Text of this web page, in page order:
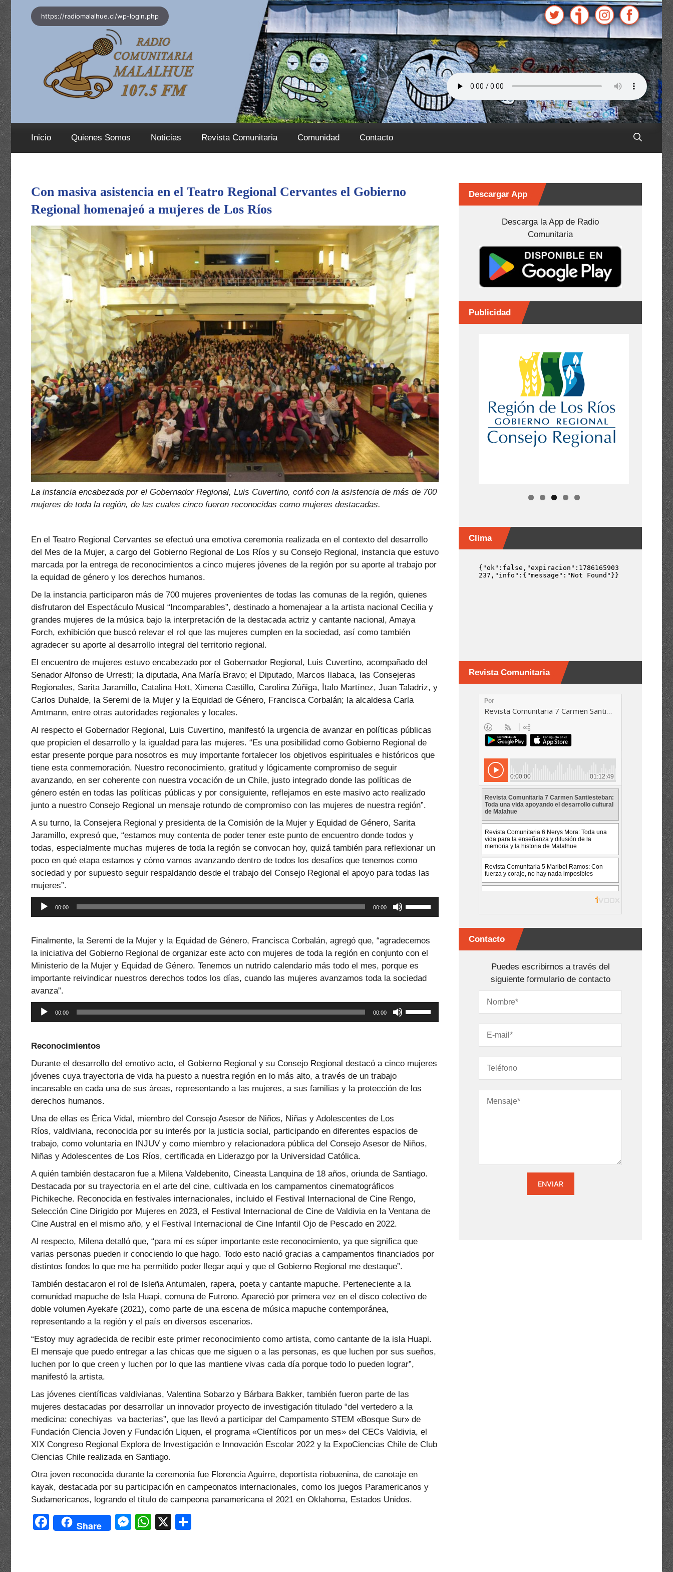
Saltar
al
contenido
https://radiomalalhue.cl/wp-login.php
Inicio Quienes Somos Noticias Revista Comunitaria Comunidad Contacto
Con masiva asistencia en el Teatro Regional Cervantes el Gobierno
Regional homenajeó a mujeres de Los Ríos
La instancia encabezada por el Gobernador Regional, Luis Cuvertino, contó con la asistencia de más de 700
mujeres de toda la región, de las cuales cinco fueron reconocidas como mujeres destacadas.
En el Teatro Regional Cervantes se efectuó una emotiva ceremonia realizada en el contexto del desarrollo
del Mes de la Mujer, a cargo del Gobierno Regional de Los Ríos y su Consejo Regional, instancia que estuvo
marcada por la entrega de reconocimientos a cinco mujeres jóvenes de la región por su aporte al trabajo por
la equidad de género y los derechos humanos.
De la instancia participaron más de 700 mujeres provenientes de todas las comunas de la región, quienes
disfrutaron del Espectáculo Musical “Incomparables”, destinado a homenajear a la artista nacional Cecilia y
grandes mujeres de la música bajo la interpretación de la destacada actriz y cantante nacional, Amaya
Forch, exhibición que buscó relevar el rol que las mujeres cumplen en la sociedad, así como también
agradecer su aporte al desarrollo integral del territorio regional.
El encuentro de mujeres estuvo encabezado por el Gobernador Regional, Luis Cuvertino, acompañado del
Senador Alfonso de Urresti; la diputada, Ana María Bravo; el Diputado, Marcos Ilabaca, las Consejeras
Regionales, Sarita Jaramillo, Catalina Hott, Ximena Castillo, Carolina Zúñiga, Ítalo Martínez, Juan Taladriz, y
Carlos Duhalde, la Seremi de la Mujer y la Equidad de Género, Francisca Corbalán; la alcaldesa Carla
Amtmann, entre otras autoridades regionales y locales.
Al respecto el Gobernador Regional, Luis Cuvertino, manifestó la urgencia de avanzar en políticas públicas
que propicien el desarrollo y la igualdad para las mujeres. “Es una posibilidad como Gobierno Regional de
estar presente porque para nosotros es muy importante fortalecer los objetivos espirituales e históricos que
tiene esta conmemoración. Nuestro reconocimiento, gratitud y lógicamente compromiso de seguir
avanzando, en ser coherente con nuestra vocación de un Chile, justo integrado donde las políticas de
género estén en todas las políticas públicas y por consiguiente, reflejamos en este masivo acto realizado
junto a nuestro Consejo Regional un mensaje rotundo de compromiso con las mujeres de nuestra región”.
A su turno, la Consejera Regional y presidenta de la Comisión de la Mujer y Equidad de Género, Sarita
Jaramillo, expresó que, “estamos muy contenta de poder tener este punto de encuentro donde todos y
todas, especialmente muchas mujeres de toda la región se convocan hoy, quizá también para reflexionar un
poco en qué etapa estamos y cómo vamos avanzando dentro de todos los desafíos que tenemos como
sociedad y por supuesto seguir respaldando desde el trabajo del Consejo Regional el apoyo para todas las
mujeres”.
Reproductor
de
00:00 00:00
Utiliza
las
de
flecha
arriba/abajo
para
o
disminuir
Finalmente, la Seremi de la Mujer y la Equidad de Género, Francisca Corbalán, agregó que, “agradecemos
la iniciativa del Gobierno Regional de organizar este acto con mujeres de toda la región en conjunto con el
Ministerio de la Mujer y Equidad de Género. Tenemos un nutrido calendario más todo el mes, porque es
importante reivindicar nuestros derechos todos los días, cuando las mujeres avanzamos toda la sociedad
avanza”.
Reproductor
de
00:00 00:00
Utiliza
las
flecha
arriba/abajo
para
el
volumen.
Reconocimientos
Durante el desarrollo del emotivo acto, el Gobierno Regional y su Consejo Regional destacó a cinco mujeres
jóvenes cuya trayectoria de vida ha puesto a nuestra región en lo más alto, a través de un trabajo
incansable en cada una de sus áreas, representando a las mujeres, a sus familias y la protección de los
derechos humanos.
Una de ellas es Érica Vidal, miembro del Consejo Asesor de Niños, Niñas y Adolescentes de Los
Ríos, valdiviana, reconocida por su interés por la justicia social, participando en diferentes espacios de
trabajo, como voluntaria en INJUV y como miembro y relacionadora pública del Consejo Asesor de Niños,
Niñas y Adolescentes de Los Ríos, certificada en Liderazgo por la Universidad Católica.
A quién también destacaron fue a Milena Valdebenito, Cineasta Lanquina de 18 años, oriunda de Santiago.
Destacada por su trayectoria en el arte del cine, cultivada en los campamentos cinematográficos
Pichikeche. Reconocida en festivales internacionales, incluido el Festival Internacional de Cine Rengo,
Selección Cine Dirigido por Mujeres en 2023, el Festival Internacional de Cine de Valdivia en la Ventana de
Cine Austral en el mismo año, y el Festival Internacional de Cine Infantil Ojo de Pescado en 2022.
Al respecto, Milena detalló que, “para mí es súper importante este reconocimiento, ya que significa que
varias personas pueden ir conociendo lo que hago. Todo esto nació gracias a campamentos financiados por
distintos fondos lo que me ha permitido poder llegar aquí y que el Gobierno Regional me destaque”.
También destacaron el rol de Isleña Antumalen, rapera, poeta y cantante mapuche. Perteneciente a la
comunidad mapuche de Isla Huapi, comuna de Futrono. Apareció por primera vez en el disco colectivo de
doble volumen Ayekafe (2021), como parte de una escena de música mapuche contemporánea,
representando a la región y el país en diversos escenarios.
“Estoy muy agradecida de recibir este primer reconocimiento como artista, como cantante de la isla Huapi.
El mensaje que puedo entregar a las chicas que me siguen o a las personas, es que luchen por sus sueños,
luchen por lo que creen y luchen por lo que las mantiene vivas cada día porque todo lo pueden lograr”,
manifestó la artista.
Las jóvenes científicas valdivianas, Valentina Sobarzo y Bárbara Bakker, también fueron parte de las
mujeres destacadas por desarrollar un innovador proyecto de investigación titulado “del vertedero a la
medicina: conechiyas va bacterias”, que las llevó a participar del Campamento STEM «Bosque Sur» de
Fundación Ciencia Joven y Fundación Liquen, el programa «Científicos por un mes» del CECs Valdivia, el
XIX Congreso Regional Explora de Investigación e Innovación Escolar 2022 y la ExpoCiencias Chile de Club
Ciencias Chile realizada en Santiago.
Otra joven reconocida durante la ceremonia fue Florencia Aguirre, deportista riobuenina, de canotaje en
kayak, destacada por su participación en campeonatos internacionales, como los juegos Paramericanos y
Sudamericanos, logrando el título de campeona panamericana el 2021 en Oklahoma, Estados Unidos.
F
a
Share
M W X
Descargar App
Descarga la App de Radio
Comunitaria
Publicidad
Clima
Revista Comunitaria
Contacto
Puedes escribirnos a través del
siguiente formulario de contacto